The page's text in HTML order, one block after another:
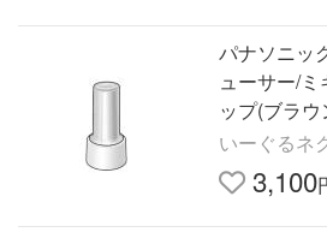
パナソニッ
ューサー/
ップ(ブラ
いーぐるネ
3,100